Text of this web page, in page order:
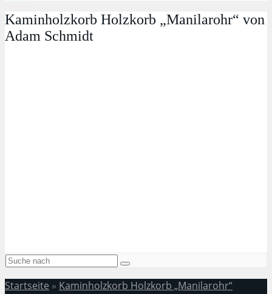
Kaminholzkorb Holzkorb „Manilarohr“ von
Adam Schmidt
Startseite » Kaminholzkorb Holzkorb „Manilarohr“